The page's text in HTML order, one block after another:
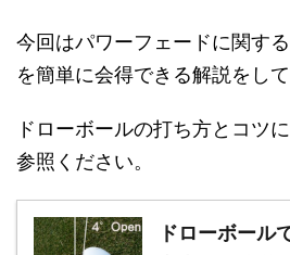
今回はパワーフェードに関す
を簡単に会得できる解説をして
ドローボールの打ち方とコツ
参照ください。
ドローボール